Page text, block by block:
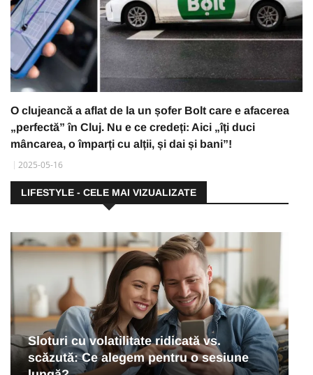
O clujeancă a aflat de la un șofer Bolt care e afacerea
„perfectă” în Cluj. Nu e ce credeți: Aici „îți duci
mâncarea, o împarți cu alții, și dai și bani”!
2025-05-16
LIFESTYLE - CELE MAI VIZUALIZATE
Sloturi cu volatilitate ridicată vs.
scăzută: Ce alegem pentru o sesiune